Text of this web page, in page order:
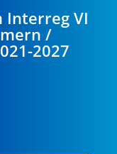
Interreg VI
/
2027